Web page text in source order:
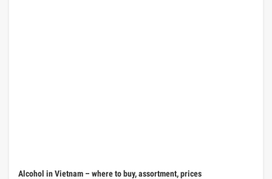
Alcohol in Vietnam – where to buy, assortment, prices